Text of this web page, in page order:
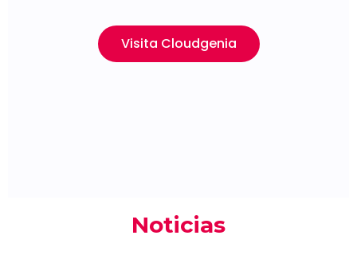
Visita Cloudgenia
Noticias